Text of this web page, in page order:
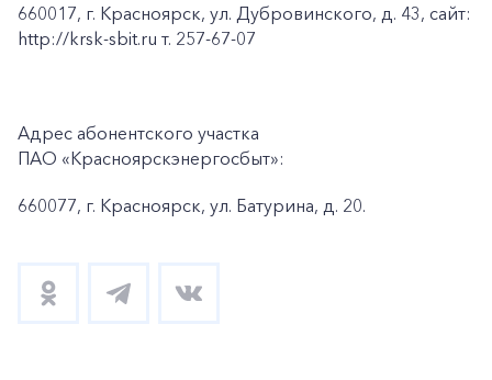
660017, г. Красноярск, ул. Дубровинского, д. 43, сайт:
http://krsk-sbit.ru т. 257-67-07
Адрес абонентского участка
ПАО «Красноярскэнергосбыт»:
660077, г. Красноярск, ул. Батурина, д. 20.